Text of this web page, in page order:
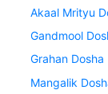
Akaal Mrityu
Gandmool
Grahan Dosha
Mangalik